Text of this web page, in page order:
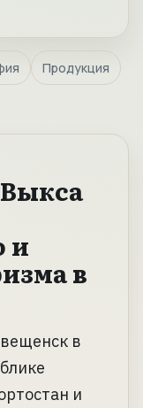
Продукция
и
в
в
и